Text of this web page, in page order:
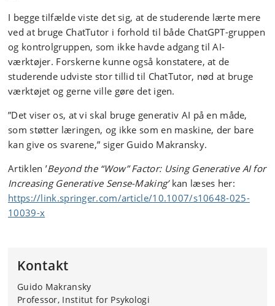
I begge tilfælde viste det sig, at de studerende lærte mere
ved at bruge ChatTutor i forhold til både ChatGPT-gruppen
og kontrolgruppen, som ikke havde adgang til AI-
værktøjer. Forskerne kunne også konstatere, at de
studerende udviste stor tillid til ChatTutor, nød at bruge
værktøjet og gerne ville gøre det igen.
”Det viser os, at vi skal bruge generativ AI på en måde,
som støtter læringen, og ikke som en maskine, der bare
kan give os svarene,” siger Guido Makransky.
Artiklen ’Beyond the “Wow” Factor: Using Generative AI for
Increasing Generative Sense-Making’ kan læses her:
https://link.springer.com/article/10.1007/s10648-025-
10039-x
Kontakt
Guido Makransky
Professor, Institut for Psykologi